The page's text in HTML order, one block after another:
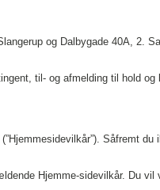
og Dalbygade 40A, 2.
til- og afmelding til hold
Såfremt du
Hjemme-sidevilkår. Du